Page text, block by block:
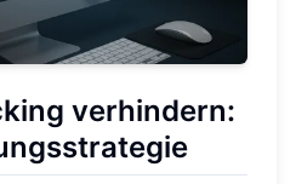
verhindern: